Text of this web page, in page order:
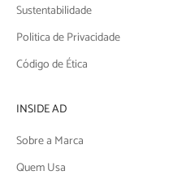
Sustentabilidade
Politica de Privacidade
Código de Ética
INSIDE AD
Sobre a Marca
Quem Usa